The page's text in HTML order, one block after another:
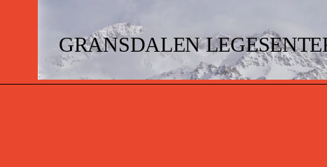
GRANSDALEN